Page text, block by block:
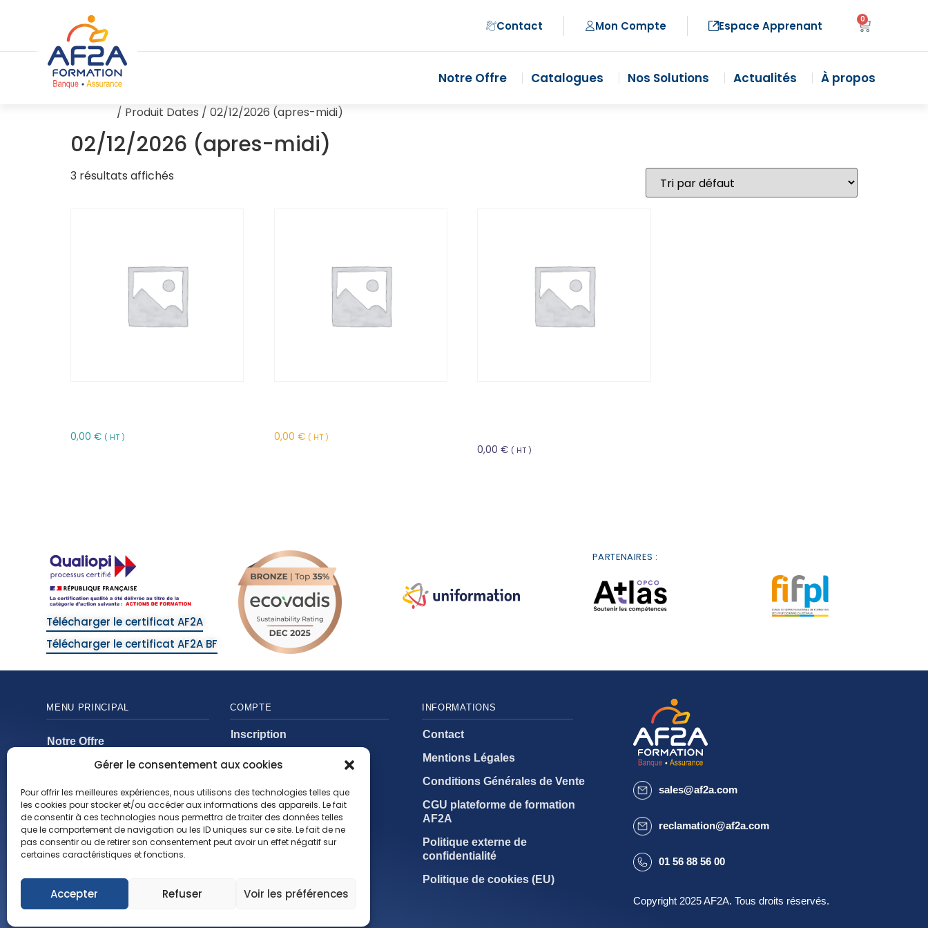
Gérer le consentement aux cookies
Pour offrir les meilleures expériences, nous utilisons des technologies telles que
les cookies pour stocker et/ou accéder aux informations des appareils. Le fait
de consentir à ces technologies nous permettra de traiter des données telles
que le comportement de navigation ou les ID uniques sur ce site. Le fait de ne
pas consentir ou de retirer son consentement peut avoir un effet négatif sur
certaines caractéristiques et fonctions.
Accepter Refuser Voir les préférences
Contact Mon Compte Espace Apprenant 0
Notre Offre Catalogues Nos Solutions Actualités À propos
/ Produit Dates / 02/12/2026 (apres-midi)
02/12/2026 (apres-midi)
3 résultats affichés
0,00 € ( HT ) 0,00 € ( HT )
0,00€ ( HT )
Télécharger le certificat AF2A
Télécharger le certificat AF2A BF
PARTENAIRES :
sales@af2a.com
reclamation@af2a.com
01 56 88 56 00
Copyright 2025 AF2A. Tous droits réservés.
INFORMATIONS
Contact
Mentions Légales
Conditions Générales de Vente
CGU plateforme de formation
AF2A
Politique externe de
confidentialité
Politique de cookies (EU)
MENU PRINCIPAL
Notre Offre
Catalogues
Nos Solutions
Actualités
À propos
COMPTE
Inscription
Mon compte
Mes commandes